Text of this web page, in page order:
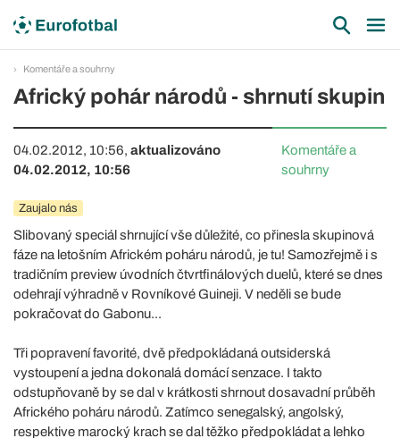
Komentáře a souhrny
Africký pohár národů - shrnutí skupin
04.02.2012, 10:56, aktualizováno
04.02.2012, 10:56
Komentáře a
souhrny
Zaujalo nás
Slibovaný speciál shrnující vše důležité, co přinesla skupinová
fáze na letošním Africkém poháru národů, je tu! Samozřejmě i s
tradičním preview úvodních čtvrtfinálových duelů, které se dnes
odehrají výhradně v Rovníkové Guineji. V neděli se bude
pokračovat do Gabonu...
Tři popravení favorité, dvě předpokládaná outsiderská
vystoupení a jedna dokonalá domácí senzace. I takto
odstupňovaně by se dal v krátkosti shrnout dosavadní průběh
Afrického poháru národů. Zatímco senegalský, angolský,
respektive marocký krach se dal těžko předpokládat a lehko